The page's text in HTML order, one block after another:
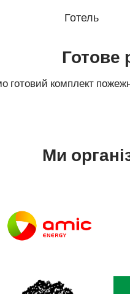
Готель
Готове
готовий комплект
Ми